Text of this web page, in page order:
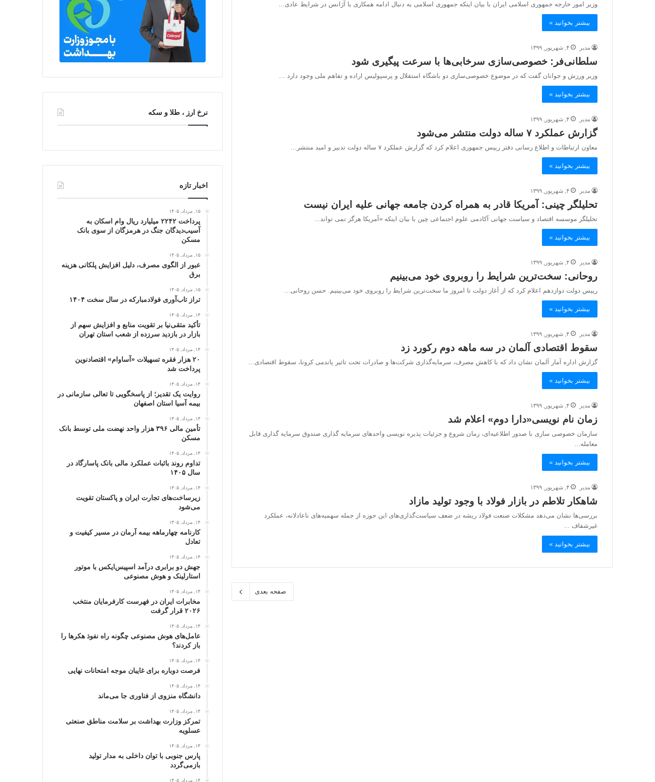
وزیر امور خارجه جمهوری اسلامی ایران با بیان اینکه جمهوری اسلامی به دنبال ادامه همکاری با آژانس در شرایط عادی...
بیشتر بخوانید »
مدیر ۴, شهریور, ۱۳۹۹
سلطانی‌فر: خصوصی‌سازی سرخابی‌ها با سرعت پیگیری شود
وزیر ورزش و جوانان گفت که در موضوع خصوصی‌سازی دو باشگاه استقلال و پرسپولیس اراده و تفاهم ملی وجود دارد …
بیشتر بخوانید »
مدیر ۴, شهریور, ۱۳۹۹
گزارش عملکرد ۷ ساله دولت منتشر می‌شود
معاون ارتباطات و اطلاع رسانی دفتر رییس جمهوری اعلام کرد که گزارش عملکرد ۷ ساله دولت تدبیر و امید منتشر…
بیشتر بخوانید »
مدیر ۴, شهریور, ۱۳۹۹
تحلیلگر چینی: آمریکا قادر به همراه کردن جامعه جهانی علیه ایران نیست
تحلیلگر موسسه اقتصاد و سیاست جهانی آکادمی علوم اجتماعی چین با بیان اینکه «آمریکا هرگز نمی تواند...
بیشتر بخوانید »
مدیر ۴, شهریور, ۱۳۹۹
روحانی: سخت‌ترین شرایط را روبروی خود می‌بینیم
رییس دولت دوازدهم اعلام کرد که از آغاز دولت تا امروز ما سخت‌ترین شرایط را روبروی خود می‌بینیم. حسن روحانی…
بیشتر بخوانید »
مدیر ۴, شهریور, ۱۳۹۹
سقوط اقتصادی آلمان در سه ماهه دوم رکورد زد
گزارش اداره آمار آلمان نشان داد که با کاهش مصرف، سرمایه‌گذاری شرکت‌ها و صادرات تحت تاثیر پاندمی کرونا، سقوط اقتصادی…
بیشتر بخوانید »
مدیر ۴, شهریور, ۱۳۹۹
زمان نام ‌نویسی«دارا دوم» اعلام شد
سازمان خصوصی سازی با صدور اطلاعیه‌ای، زمان شروع و جزئیات پذیره نویسی واحدهای سرمایه گذاری صندوق سرمایه گذاری قابل
معامله…
بیشتر بخوانید »
مدیر ۴, شهریور, ۱۳۹۹
شاهکار تلاطم در بازار فولاد با وجود تولید مازاد
بررسی‌ها نشان می‌دهد مشکلات صنعت فولاد ریشه در ضعف سیاست‌گذاری‌های این حوزه از جمله سهمیه‌های ناعادلانه، عملکرد
غیرشفاف ...
بیشتر بخوانید »
صفحه بعدی
نرخ ارز ، طلا و سکه
اخبار تازه
۱۵, مرداد, ۱۴۰۵
پرداخت ۲۲۴۲ میلیارد ریال وام اسکان به
آسیب‌دیدگان جنگ در هرمزگان از سوی بانک
مسکن
۱۵, مرداد, ۱۴۰۵
عبور از الگوی مصرف، دلیل افزایش پلکانی هزینه
برق
۱۵, مرداد, ۱۴۰۵
تراز تاب‌آوری فولادمبارکه در سال سخت ۱۴۰۴
۱۴, مرداد, ۱۴۰۵
تأکید متقی‌نیا بر تقویت منابع و افزایش سهم از
بازار در بازدید سرزده از شعب استان تهران
۱۴, مرداد, ۱۴۰۵
۲۰ هزار فقره تسهیلات «آساوام» اقتصادنوین
پرداخت شد
۱۴, مرداد, ۱۴۰۵
روایت یک تقدیر؛ از پاسخگویی تا تعالی سازمانی در
بیمه آسیا استان اصفهان
۱۴, مرداد, ۱۴۰۵
تأمین مالی ۳۹۶ هزار واحد نهضت ملی توسط بانک
مسکن
۱۴, مرداد, ۱۴۰۵
تداوم روند باثبات عملکرد مالی بانک پاسارگاد در
سال ۱۴۰۵
۱۴, مرداد, ۱۴۰۵
زیرساخت‌های تجارت ایران و پاکستان تقویت
می‌شود
۱۴, مرداد, ۱۴۰۵
کارنامه چهارماهه بیمه آرمان در مسیر کیفیت و
تعادل
۱۴, مرداد, ۱۴۰۵
جهش دو برابری درآمد اسپیس‌ایکس با موتور
استارلینک و هوش مصنوعی
۱۴, مرداد, ۱۴۰۵
مخابرات ایران در فهرست کارفرمایان منتخب
۲۰۲۶ قرار گرفت
۱۴, مرداد, ۱۴۰۵
عامل‌های هوش مصنوعی چگونه راه نفوذ هکرها را
باز کردند؟
۱۴, مرداد, ۱۴۰۵
فرصت دوباره برای غایبان موجه امتحانات نهایی
۱۴, مرداد, ۱۴۰۵
دانشگاه منزوی از فناوری جا می‌ماند
۱۴, مرداد, ۱۴۰۵
تمرکز وزارت بهداشت بر سلامت مناطق صنعتی
عسلویه
۱۴, مرداد, ۱۴۰۵
پارس جنوبی با توان داخلی به مدار تولید
بازمی‌گردد
۱۴, مرداد, ۱۴۰۵